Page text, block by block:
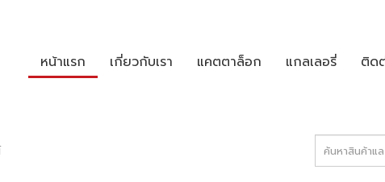
หน้าแรก เกี่ยวกับเรา แคตตาล็อก แกลเลอรี่ ติด